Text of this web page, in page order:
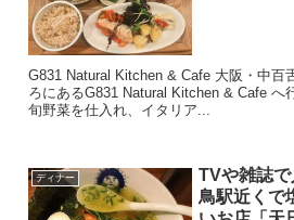
G831 Natural Kitchen & Cafe 大阪・中百
ろにあるG831 Natural Kitchen & Cafe へ
旬野菜を仕入れ、イタリア...
ディナー
TVや雑誌
鳥駅近くで